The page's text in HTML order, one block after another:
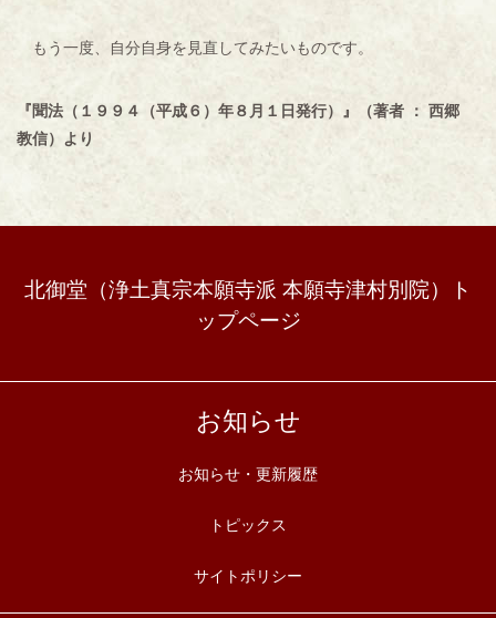
もう一度、自分自身を見直してみたいものです。
『聞法（１９９４（平成６）年８月１日発行）』（著者 ： 西郷
教信）より
北御堂（浄土真宗本願寺派 本願寺津村別院）ト
ップページ
お知らせ
お知らせ・更新履歴
トピックス
サイトポリシー